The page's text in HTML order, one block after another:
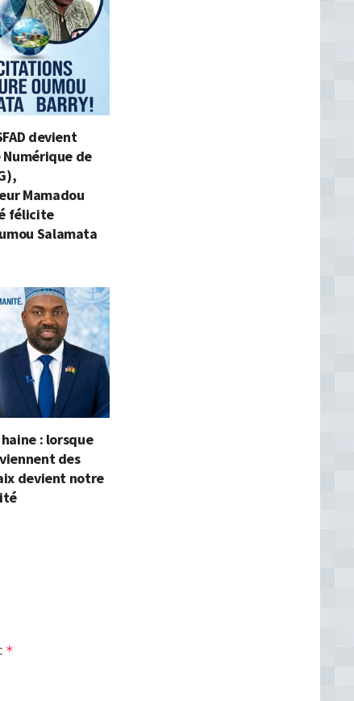
devient
de
Mamadou
félicite
Salamata
: lorsque
des
devient notre
*